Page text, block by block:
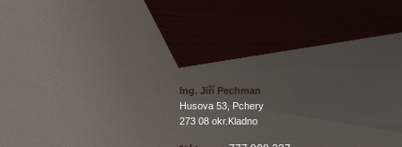
Ing. Jiří Pechman
Husova 53, Pchery
273 08 okr.Kladno